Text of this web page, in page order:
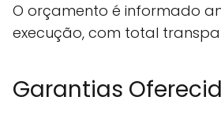
O orçamento é informado
execução, com total
Garantias